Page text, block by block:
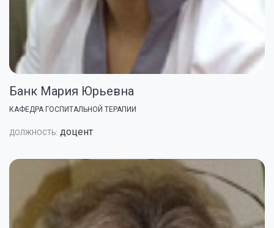
Банк Мария Юрьевна
КАФЕДРА ГОСПИТАЛЬНОЙ ТЕРАПИИ
ДОЛЖНОСТЬ: доцент